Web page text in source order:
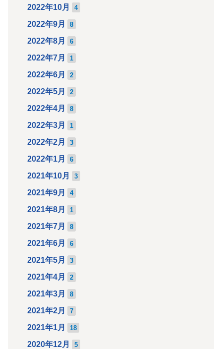
2022年10月 4
2022年9月 8
2022年8月 6
2022年7月 1
2022年6月 2
2022年5月 2
2022年4月 8
2022年3月 1
2022年2月 3
2022年1月 6
2021年10月 3
2021年9月 4
2021年8月 1
2021年7月 8
2021年6月 6
2021年5月 3
2021年4月 2
2021年3月 8
2021年2月 7
2021年1月 18
2020年12月 5